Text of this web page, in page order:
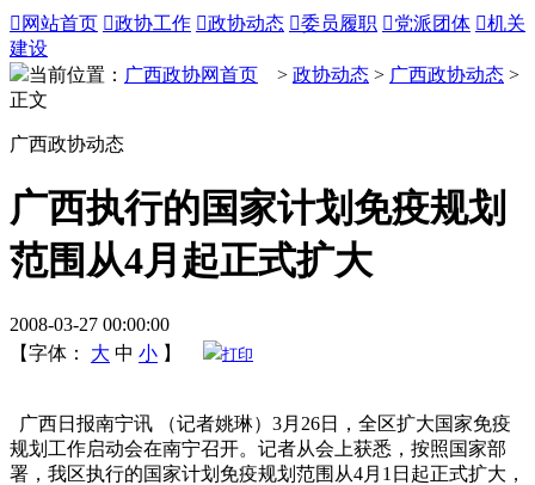
 网站首页 政协工作 政协动态 委员履职 党派团体 机关
建设
当前位置： 广西政协网首页 > 政协动态 > 广西政协动态 >
正文
广西政协动态
广西执行的国家计划免疫规划
范围从4月起正式扩大
2008-03-27 00:00:00
【字体：
大 中 小 】 打印
广西日报南宁讯 （记者姚琳）3月26日，全区扩大国家免疫
规划工作启动会在南宁召开。记者从会上获悉，按照国家部
署，我区执行的国家计划免疫规划范围从4月1日起正式扩大，